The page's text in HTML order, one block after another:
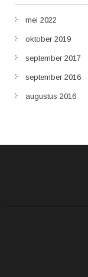
mei 2022
oktober 2019
september 2017
september 2016
augustus 2016